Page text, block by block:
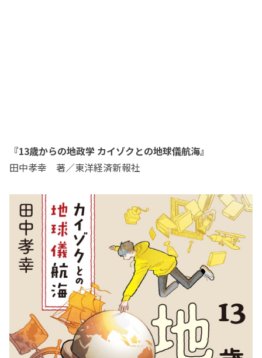
『13歳からの地政学 カイゾクとの地球儀航海』
田中孝幸 著／東洋経済新報社